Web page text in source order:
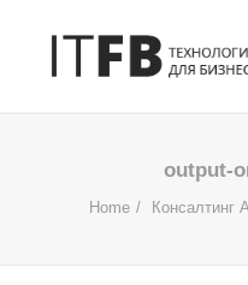
DEVOPS
output-
Home Консалтинг